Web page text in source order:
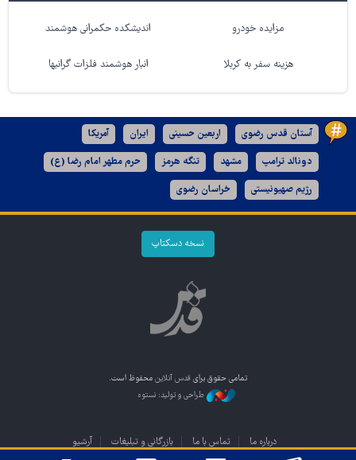
مزایده خودرو اندیشکده حکمرانی هوشمند
هزینه سفر به کربلا انبار هوشمند فلزات گرانبها
آستان قدس رضوی اربعین حسینی ایران آمریکا
دونالد ترامپ مشهد تنگه هرمز حرم مطهر امام رضا (ع)
رژیم صهیونیستی خراسان رضوی
نسخه دسکتاپ
تمامی حقوق برای قدس آنلاین محفوظ است.
طراحی و تولید: نستوه
درباره ما تماس با ما بازرگانی و تبلیغات آرشیو